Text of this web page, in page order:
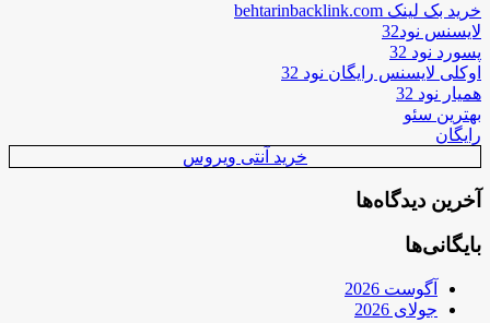
خرید بک لینک behtarinbacklink.com
لایسنس نود32
پسورد نود 32
اوکلی لایسنس رایگان نود 32
همیار نود 32
بهترین سئو
رایگان
خرید آنتی ویروس
آخرین دیدگاه‌ها
بایگانی‌ها
آگوست 2026
جولای 2026